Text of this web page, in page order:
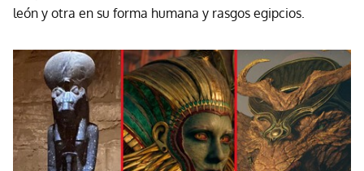
león y otra en su forma humana y rasgos egipcios.